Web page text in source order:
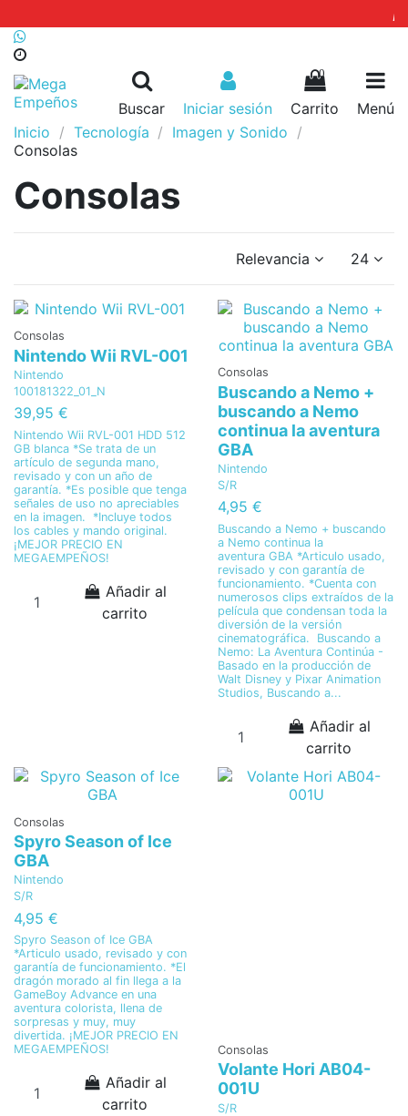
Buscar Iniciar sesión
0
Carrito
Menú
Inicio
Tecnología
Imagen y Sonido
Consolas
Consolas
Relevancia 24
Consolas
Nintendo Wii RVL-001
Nintendo
100181322_01_N
39,95 €
Nintendo Wii RVL-001 HDD 512
GB blanca *Se trata de un
artículo de segunda mano,
revisado y con un año de
garantía. *Es posible que tenga
señales de uso no apreciables
en la imagen. *Incluye todos
los cables y mando original.
¡MEJOR PRECIO EN
MEGAEMPEÑOS!
Añadir al
carrito
Consolas
Buscando a Nemo +
buscando a Nemo
continua la aventura
GBA
Nintendo
S/R
4,95 €
Buscando a Nemo + buscando
a Nemo continua la
aventura GBA *Articulo usado,
revisado y con garantía de
funcionamiento. *Cuenta con
numerosos clips extraídos de la
película que condensan toda la
diversión de la versión
cinematográfica. Buscando a
Nemo: La Aventura Continúa -
Basado en la producción de
Walt Disney y Pixar Animation
Studios, Buscando a...
Añadir al
carrito
Consolas
Spyro Season of Ice
GBA
Nintendo
S/R
4,95 €
Spyro Season of Ice GBA
*Articulo usado, revisado y con
garantía de funcionamiento. *El
dragón morado al fin llega a la
GameBoy Advance en una
aventura colorista, llena de
sorpresas y muy, muy
divertida. ¡MEJOR PRECIO EN
MEGAEMPEÑOS!
Añadir al
carrito
Consolas
Volante Hori AB04-
001U
S/R